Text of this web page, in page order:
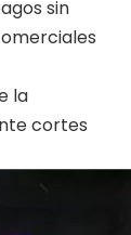
sin
la
cortes